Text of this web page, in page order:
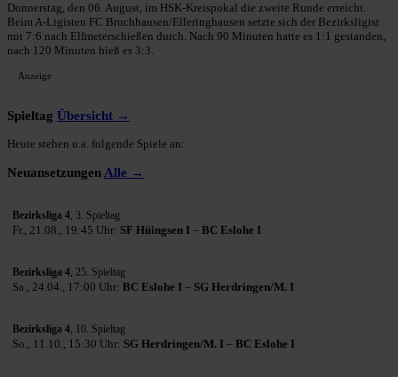
Donnerstag, den 06. August, im HSK-Kreispokal die zweite Runde erreicht.
Beim A-Ligisten FC Bruchhausen/Elleringhausen setzte sich der Bezirksligist
mit 7:6 nach Elfmeterschießen durch. Nach 90 Minuten hatte es 1:1 gestanden,
nach 120 Minuten hieß es 3:3.
Anzeige
Spieltag Übersicht →
Heute stehen u.a. folgende Spiele an:
Neuansetzungen Alle →
Bezirksliga 4, 3. Spieltag
Fr., 21.08., 19:45 Uhr: SF Hüingsen I – BC Eslohe I
Bezirksliga 4, 25. Spieltag
Sa., 24.04., 17:00 Uhr: BC Eslohe I – SG Herdringen/M. I
Bezirksliga 4, 10. Spieltag
So., 11.10., 15:30 Uhr: SG Herdringen/M. I – BC Eslohe I